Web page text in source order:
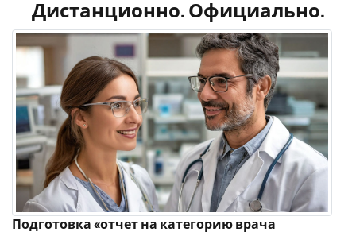
Дистанционно. Официально.
Подготовка «отчет на категорию врача